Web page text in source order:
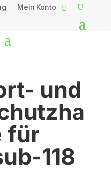
Mein Konto
und
für
118